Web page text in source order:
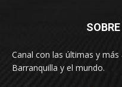
Canal con las últimas y
Barranquilla y el mundo.